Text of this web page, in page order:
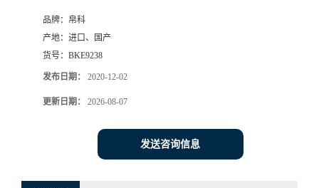
品牌： 帛科
产地： 进口、国产
货号： BKE9238
发布日期： 2020-12-02
更新日期： 2026-08-07
发送咨询信息